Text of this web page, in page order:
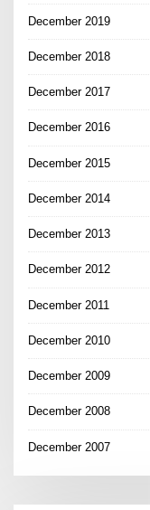
December 2019
December 2018
December 2017
December 2016
December 2015
December 2014
December 2013
December 2012
December 2011
December 2010
December 2009
December 2008
December 2007